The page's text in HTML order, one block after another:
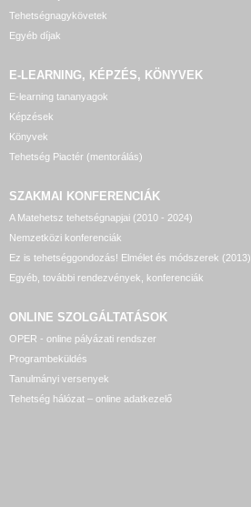
Tehetségnagykövetek
Egyéb díjak
E-LEARNING, KÉPZÉS, KÖNYVEK
E-learning tananyagok
Képzések
Könyvek
Tehetség Piactér (mentorálás)
SZAKMAI KONFERENCIÁK
A Matehetsz tehetségnapjai (2010 - 2024)
Nemzetközi konferenciák
Ez is tehetséggondozás! Elmélet és módszerek (2013)
Egyéb, további rendezvények, konferenciák
ONLINE SZOLGÁLTATÁSOK
OPER - online pályázati rendszer
Programbeküldés
Tanulmányi versenyek
Tehetség hálózat – online adatkezelő